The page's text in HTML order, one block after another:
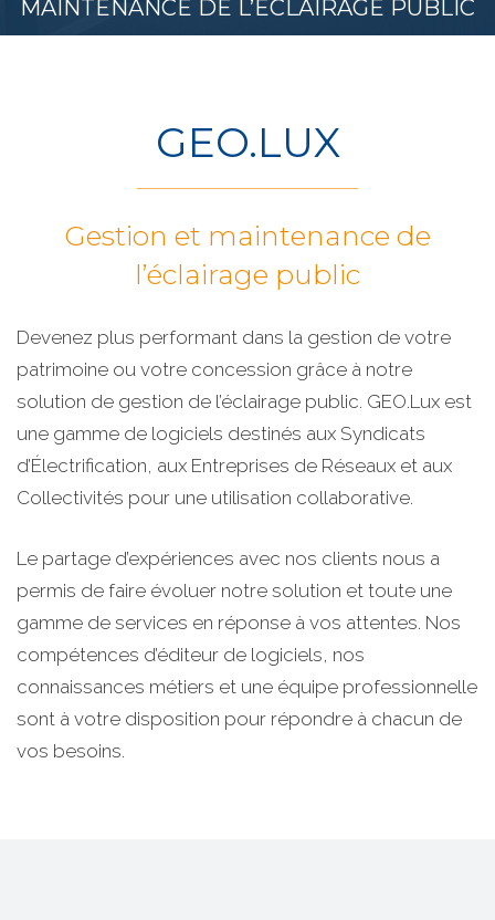
MAINTENANCE DE L’ÉCLAIRAGE PUBLIC
GEO.LUX
Gestion et maintenance de
l’éclairage public
Devenez plus performant dans la gestion de votre
patrimoine ou votre concession grâce à notre
solution de gestion de l’éclairage public. GEO.Lux est
une gamme de logiciels destinés aux Syndicats
d’Électrification, aux Entreprises de Réseaux et aux
Collectivités pour une utilisation collaborative.
Le partage d’expériences avec nos clients nous a
permis de faire évoluer notre solution et toute une
gamme de services en réponse à vos attentes. Nos
compétences d’éditeur de logiciels, nos
connaissances métiers et une équipe professionnelle
sont à votre disposition pour répondre à chacun de
vos besoins.